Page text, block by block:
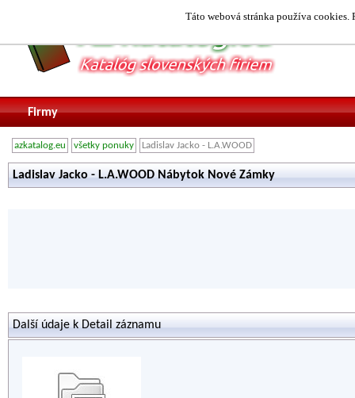
Táto webová stránka používa
Firmy
azkatalog.eu všetky ponuky Ladislav Jacko - L.A.WOOD
Ladislav Jacko - L.A.WOOD Nábytok Nové Zámky
Další údaje k Detail záznamu